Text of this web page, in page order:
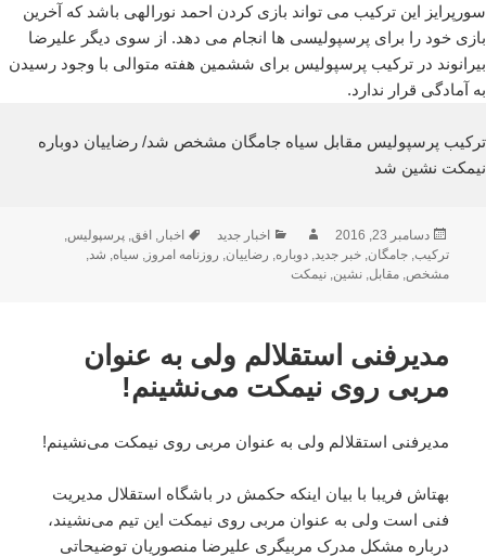
سورپرایز این ترکیب می تواند بازی کردن احمد نورالهی باشد که آخرین
بازی خود را برای پرسپولیسی ها انجام می دهد. از سوی دیگر علیرضا
بیرانوند در ترکیب پرسپولیس برای ششمین هفته متوالی با وجود رسیدن
به آمادگی قرار ندارد.
ترکیب پرسپولیس مقابل سیاه جامگان مشخص شد/ رضاییان دوباره
نیمکت نشین شد
ارسال
شده
در
دسامبر 23, 2016 نویسندهدسته‌ها
اخبار جدید برچسب‌ها
اخبار, افق,پرسپولیس,
ترکیب,جامگان,خبر جدید,دوباره, رضاییان, روزنامه امروز, سیاه, شد,
مشخص,مقابل,نشین,نیمکت
مدیرفنی استقلالم ولی به عنوان
مربی روی نیمکت می‌نشینم!
مدیرفنی استقلالم ولی به عنوان مربی روی نیمکت می‌نشینم!
بهتاش فریبا با بیان اینکه حکمش در باشگاه استقلال مدیریت
فنی است ولی به عنوان مربی روی نیمکت این تیم می‌نشیند،
درباره مشکل مدرک مربیگری علیرضا منصوریان توضیحاتی